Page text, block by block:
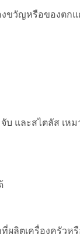
ขวัญหรือของตกแ
และสไตลัส เหม
ลิตเครื่องครัวห